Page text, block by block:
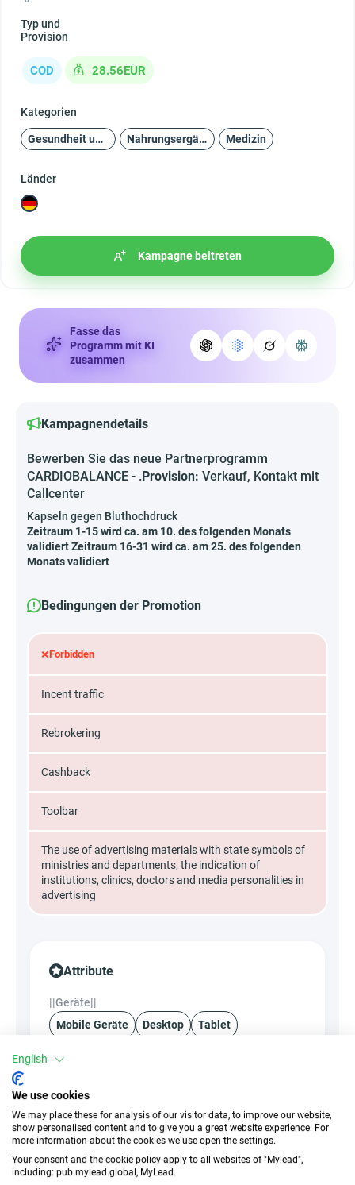
Typ und
Provision
COD 28.56EUR
Kategorien
Gesundheit und Schönheit Nahrungsergänzungsmittel Medizin
Länder
Kampagne beitreten
Fasse das
Programm mit KI
zusammen
Kampagnendetails
Bewerben Sie das neue Partnerprogramm
CARDIOBALANCE - .Provision: Verkauf, Kontakt mit
Callcenter
Kapseln gegen Bluthochdruck
Zeitraum 1-15 wird ca. am 10. des folgenden Monats
validiert Zeitraum 16-31 wird ca. am 25. des folgenden
Monats validiert
Bedingungen der Promotion
×Forbidden
Incent traffic
Rebrokering
Cashback
Toolbar
The use of advertising materials with state symbols of
ministries and departments, the indication of
institutions, clinics, doctors and media personalities in
advertising
Attribute
||Geräte||
Mobile Geräte
Desktop Tablet
Verkauf
Traffic-Typ
Unerlaubter
Incentivierter Traffic
EPC
k.A.
English
We use cookies
We may place these for analysis of our visitor data, to improve our website,
show personalised content and to give you a great website experience. For
more information about the cookies we use open the settings.
Your consent and the cookie policy apply to all websites of "Mylead",
including: pub.mylead.global, MyLead.